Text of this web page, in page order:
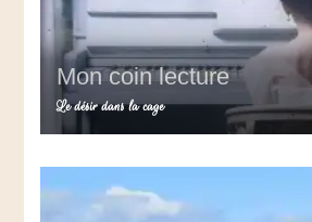
Mon coin lecture
Le désir dans la cage